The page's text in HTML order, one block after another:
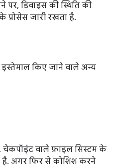
पर, डिवाइस की स्थिति की
प्रोसेस जारी रखता है.
किए जाने वाले अन्य
चेकपॉइंट वाले फ़ाइल सिस्टम के
है. अगर फिर से कोशिश करने